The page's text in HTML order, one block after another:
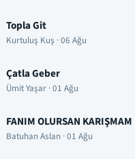
Topla Git
Kurtuluş Kuş · 06 Ağu
Çatla Geber
Ümit Yaşar · 01 Ağu
FANIM OLURSAN KARIŞMAM
Batuhan Aslan · 01 Ağu